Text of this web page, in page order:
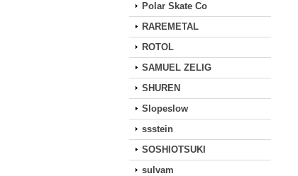
Polar Skate Co
RAREMETAL
ROTOL
SAMUEL ZELIG
SHUREN
Slopeslow
ssstein
SOSHIOTSUKI
sulvam